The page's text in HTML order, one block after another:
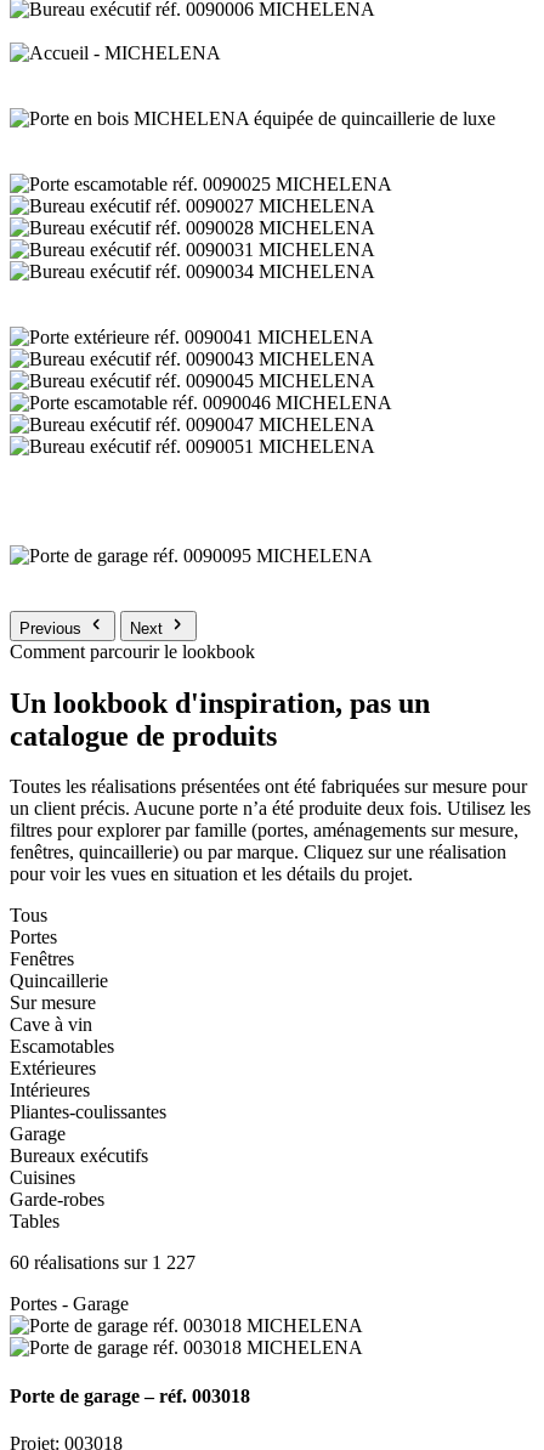
Previous Next
Comment parcourir le lookbook
Un lookbook d'inspiration, pas un
catalogue de produits
Toutes les réalisations présentées ont été fabriquées sur mesure pour
un client précis. Aucune porte n’a été produite deux fois. Utilisez les
filtres pour explorer par famille (portes, aménagements sur mesure,
fenêtres, quincaillerie) ou par marque. Cliquez sur une réalisation
pour voir les vues en situation et les détails du projet.
Tous
Portes
Fenêtres
Quincaillerie
Sur mesure
Cave à vin
Escamotables
Extérieures
Intérieures
Pliantes-coulissantes
Garage
Bureaux exécutifs
Cuisines
Garde-robes
Tables
60 réalisations sur 1 227
Portes - Garage
Porte de garage – réf. 003018
Projet: 003018